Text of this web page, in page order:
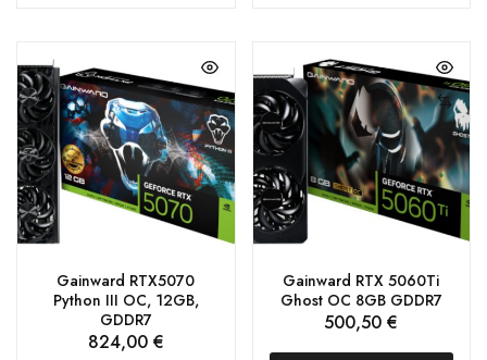
Gainward RTX5070
Python III OC, 12GB,
GDDR7
824,00 €
Gainward RTX 5060Ti
Ghost OC 8GB GDDR7
500,50€